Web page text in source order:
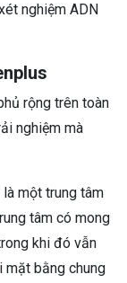
nghiệm ADN
rộng trên toàn
nghiệm mà
một trung tâm
tâm có mong
khi đó vẫn
mặt bằng chung